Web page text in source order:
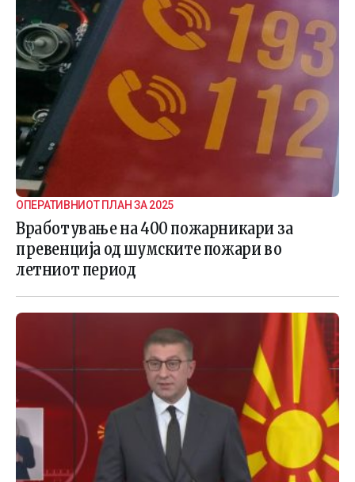
ОПЕРАТИВНИОТ ПЛАН ЗА 2025
Вработување на 400 пожарникари за
превенција од шумските пожари во
летниот период